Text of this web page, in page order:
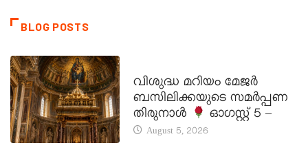
BLOG POSTS
വിശുദ്ധ മറിയം മേജർ
ബസിലിക്കയുടെ സമർപ്പണ
തിരുനാൾ
ഓഗസ്റ്റ് 5 –
August 5, 2026